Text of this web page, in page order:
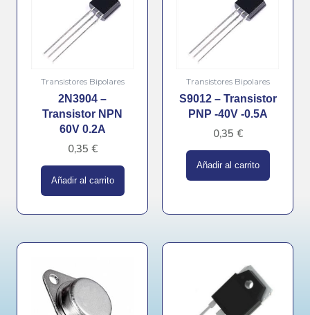
Transistores Bipolares
2N3904 –
Transistor NPN
60V 0.2A
0,35 €
Añadir al carrito
Transistores Bipolares
S9012 – Transistor
PNP -40V -0.5A
0,35 €
Añadir al carrito